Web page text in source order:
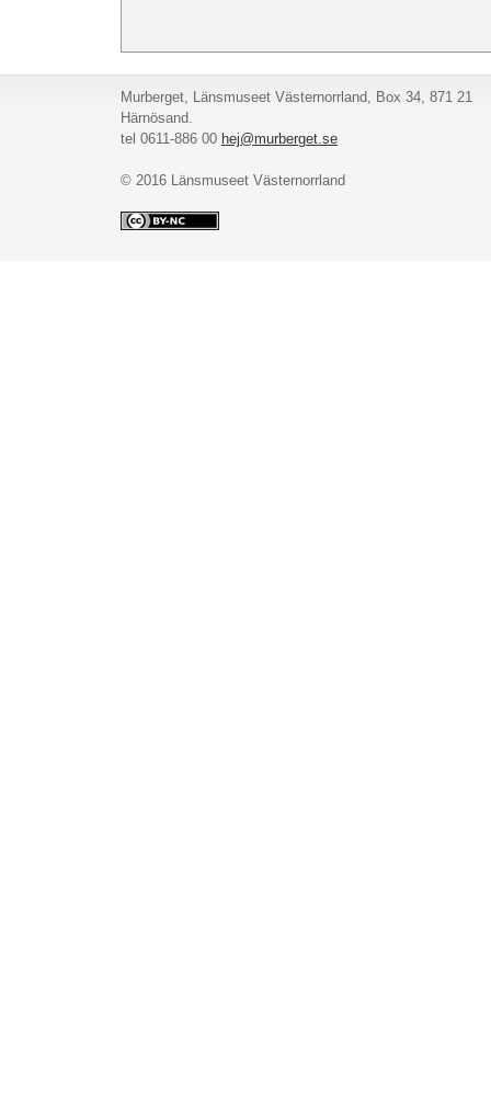
Murberget, Länsmuseet Västernorrland, Box 34, 871 21
Härnösand.
tel 0611-886 00 hej@murberget.se
© 2016 Länsmuseet Västernorrland